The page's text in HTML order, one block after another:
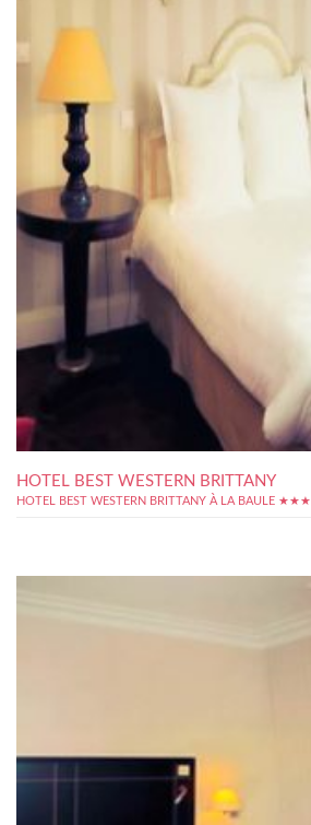
HOTEL BEST WESTERN BRITTANY
HOTEL BEST WESTERN BRITTANY À LA BAULE ★★★